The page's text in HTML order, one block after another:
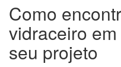
Como
vidraceiro
seu projeto